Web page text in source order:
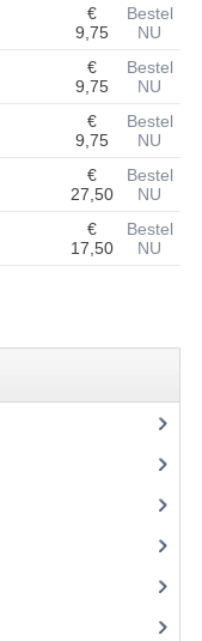
€
9,75
Bestel
NU
€
9,75
Bestel
NU
€
9,75
Bestel
NU
€
27,50
Bestel
NU
€
17,50
Bestel
NU